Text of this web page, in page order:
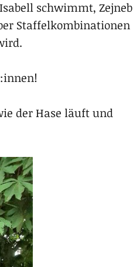
schwimmt, Zejneb
Staffelkombinationen
der Hase läuft und